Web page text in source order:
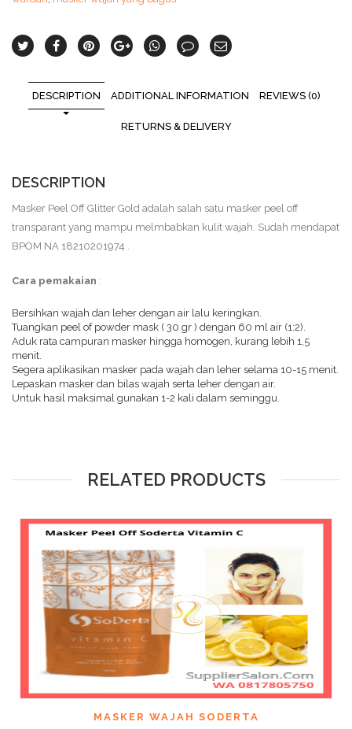
DESCRIPTION ADDITIONAL INFORMATION REVIEWS (0)
RETURNS & DELIVERY
DESCRIPTION
Masker Peel Off Glitter Gold adalah salah satu masker peel off
transparant yang mampu melmbabkan kulit wajah. Sudah mendapat
BPOM NA 18210201974 .
Cara pemakaian :
Bersihkan wajah dan leher dengan air lalu keringkan.
Tuangkan peel of powder mask ( 30 gr ) dengan 60 ml air (1:2).
Aduk rata campuran masker hingga homogen, kurang lebih 1,5
menit.
Segera aplikasikan masker pada wajah dan leher selama 10-15 menit.
Lepaskan masker dan bilas wajah serta leher dengan air.
Untuk hasil maksimal gunakan 1-2 kali dalam seminggu.
RELATED PRODUCTS
MASKER WAJAH SODERTA